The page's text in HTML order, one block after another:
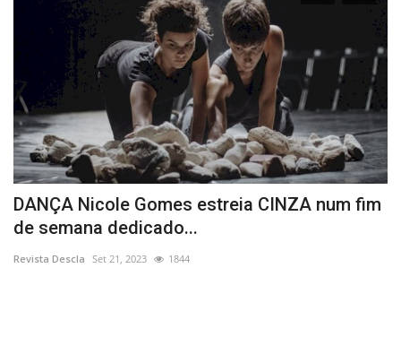
DANÇA Nicole Gomes estreia CINZA num fim
de semana dedicado...
Revista Descla Set 21, 2023 1844